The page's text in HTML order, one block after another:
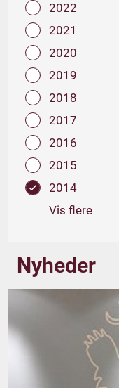
2022
2021
2020
2019
2018
2017
2016
2015
2014
Vis flere
Nyheder